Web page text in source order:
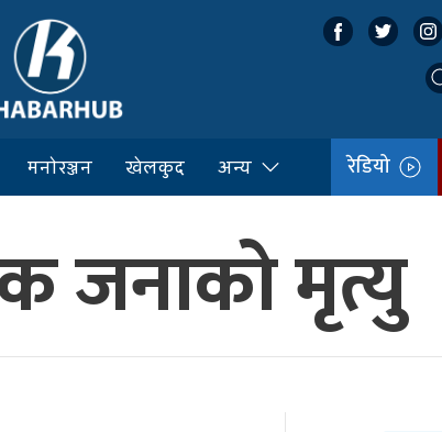
मनोरञ्जन खेलकुद अन्य रेडियो
जनाको मृत्यु